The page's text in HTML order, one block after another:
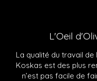
L'Oeil
La qualité du travail de
Koskas est des plus
n’est pas facile de